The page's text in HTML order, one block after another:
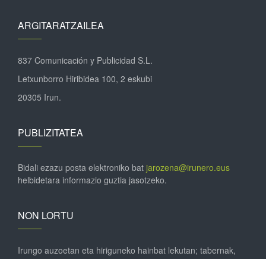
ARGITARATZAILEA
837 Comunicación y Publicidad S.L.
Letxunborro Hiribidea 100, 2 eskubi
20305 Irun.
PUBLIZITATEA
Bidali ezazu posta elektroniko bat jarozena@irunero.eus
helbidetara informazio guztia jasotzeko.
NON LORTU
Irungo auzoetan eta hiriguneko hainbat lekutan; tabernak,